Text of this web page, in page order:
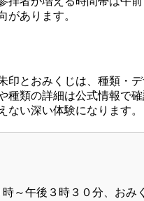
があります。
印とおみくじは、種類・
種類の詳細は公式情報で
ない深い体験になります。
～午後３時３０分、おみ